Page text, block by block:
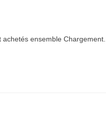
ensemble Chargement...